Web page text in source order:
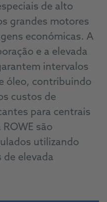
de alto
grandes motores
económicas. A
e a elevada
intervalos
óleo, contribuindo
custos de
para centrais
são
utilizando
de elevada